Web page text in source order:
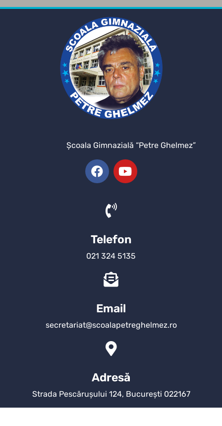
Şcoala Gimnazială “Petre Ghelmez”
Telefon
021 324 5135
Email
secretariat@scoalapetreghelmez.ro
Adresă
Strada Pescărușului 124, București 022167